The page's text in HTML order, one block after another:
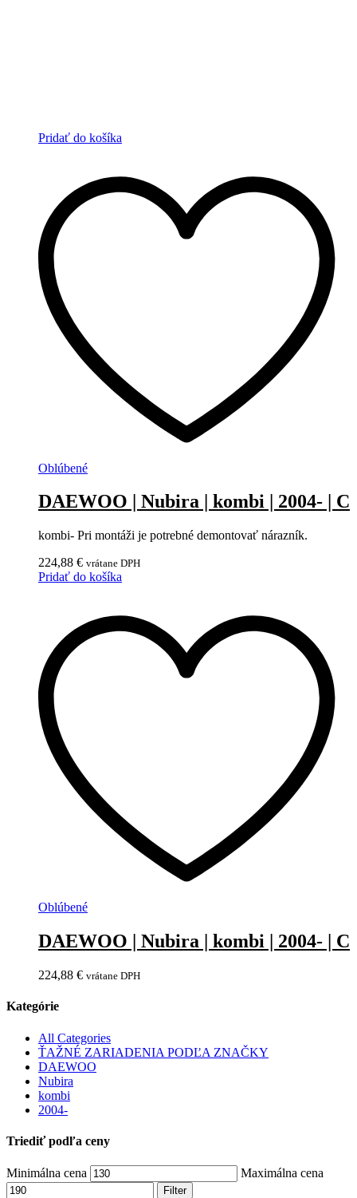
Pridať do košíka
Oblúbené
DAEWOO | Nubira | kombi | 2004- | C
kombi- Pri montáži je potrebné demontovať nárazník.
224,88 € vrátane DPH
Pridať do košíka
Oblúbené
DAEWOO | Nubira | kombi | 2004- | C
224,88 € vrátane DPH
Kategórie
All Categories
ŤAŽNÉ ZARIADENIA PODĽA ZNAČKY
DAEWOO
Nubira
kombi
2004-
Triediť podľa ceny
Minimálna cena Maximálna cena
Filter